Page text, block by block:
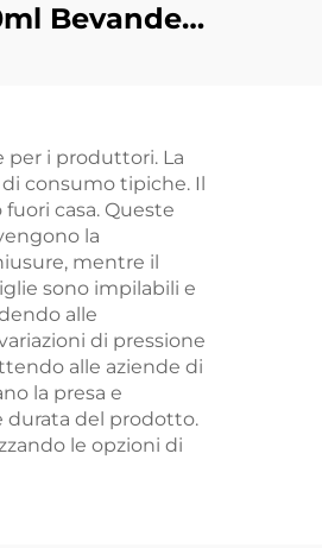
Bevande
per i produttori. La
consumo tipiche. Il
casa. Queste
la
mentre il
sono impilabili e
alle
di pressione
alle aziende di
la presa e
durata del prodotto.
le opzioni di